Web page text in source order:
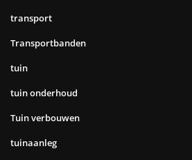
transport
Transportbanden
tuin
tuin onderhoud
Tuin verbouwen
tuinaanleg